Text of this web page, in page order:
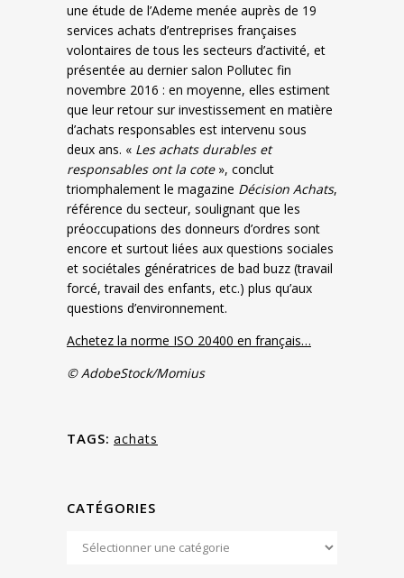
une étude de l’Ademe menée auprès de 19
services achats d’entreprises françaises
volontaires de tous les secteurs d’activité, et
présentée au dernier salon Pollutec fin
novembre 2016 : en moyenne, elles estiment
que leur retour sur investissement en matière
d’achats responsables est intervenu sous
deux ans. « Les achats durables et
responsables ont la cote», conclut
triomphalement le magazine Décision Achats,
référence du secteur, soulignant que les
préoccupations des donneurs d’ordres sont
encore et surtout liées aux questions sociales
et sociétales génératrices de bad buzz (travail
forcé, travail des enfants, etc.) plus qu’aux
questions d’environnement.
Achetez la norme ISO 20400 en français…
© AdobeStock/Momius
TAGS: achats
CATÉGORIES